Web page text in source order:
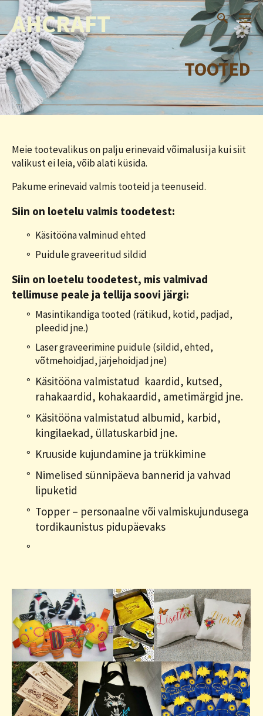
AHCRAFT
TOOTED
Meie tootevalikus on palju erinevaid võimalusi ja kui siit
valikust ei leia, võib alati küsida.
Pakume erinevaid valmis tooteid ja teenuseid.
Siin on loetelu valmis toodetest:
Käsitööna valminud ehted
Puidule graveeritud sildid
Siin on loetelu toodetest, mis valmivad
tellimuse peale ja tellija soovi järgi:
Masintikandiga tooted (rätikud, kotid, padjad,
pleedid jne.)
Laser graveerimine puidule (sildid, ehted,
võtmehoidjad, järjehoidjad jne)
Käsitööna valmistatud kaardid, kutsed,
rahakaardid, kohakaardid, ametimärgid jne.
Käsitööna valmistatud albumid, karbid,
kingilaekad, üllatuskarbid jne.
Kruuside kujundamine ja trükkimine
Nimelised sünnipäeva bannerid ja vahvad
lipuketid
Topper – personaalne või valmiskujundusega
tordikaunistus pidupäevaks